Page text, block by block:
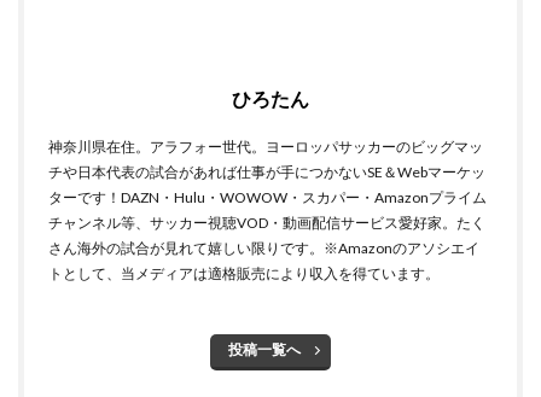
ひろたん
神奈川県在住。アラフォー世代。ヨーロッパサッカーのビッグマッ
チや日本代表の試合があれば仕事が手につかないSE＆Webマーケッ
ターです！DAZN・Hulu・WOWOW・スカパー・Amazonプライム
チャンネル等、サッカー視聴VOD・動画配信サービス愛好家。たく
さん海外の試合が見れて嬉しい限りです。※Amazonのアソシエイ
トとして、当メディアは適格販売により収入を得ています。
投稿一覧へ